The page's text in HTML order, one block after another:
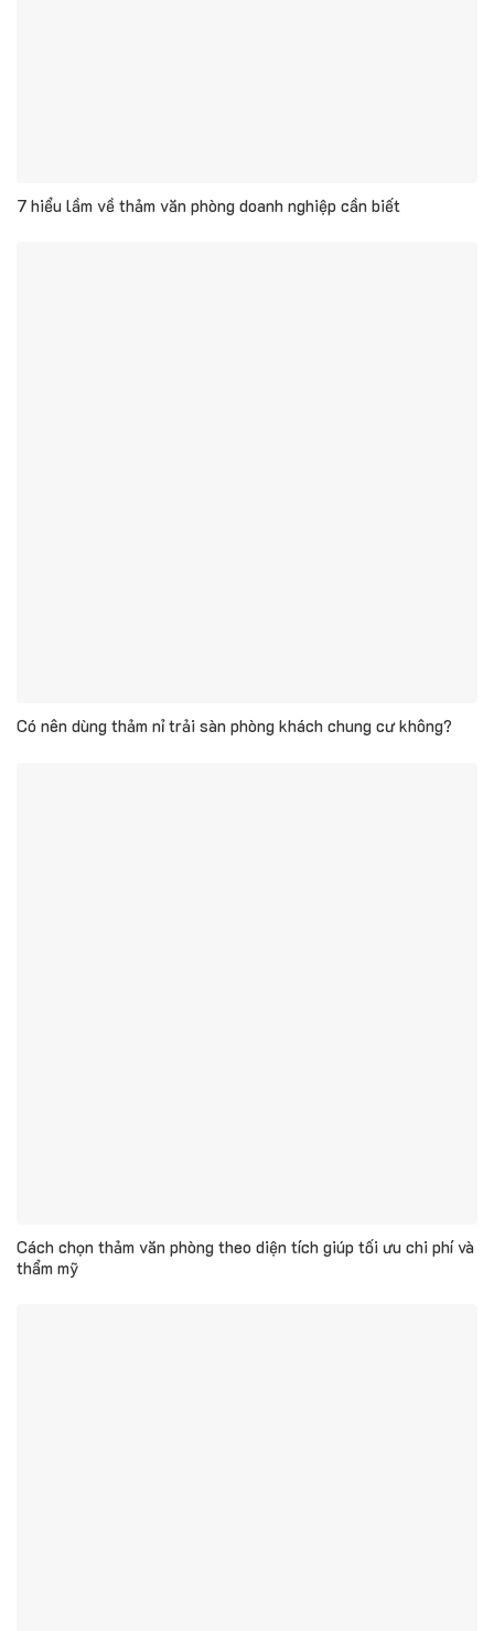
7 hiểu lầm về thảm văn phòng doanh nghiệp cần biết
Có nên dùng thảm nỉ trải sàn phòng khách chung cư không?
Cách chọn thảm văn phòng theo diện tích giúp tối ưu chi phí và
thẩm mỹ